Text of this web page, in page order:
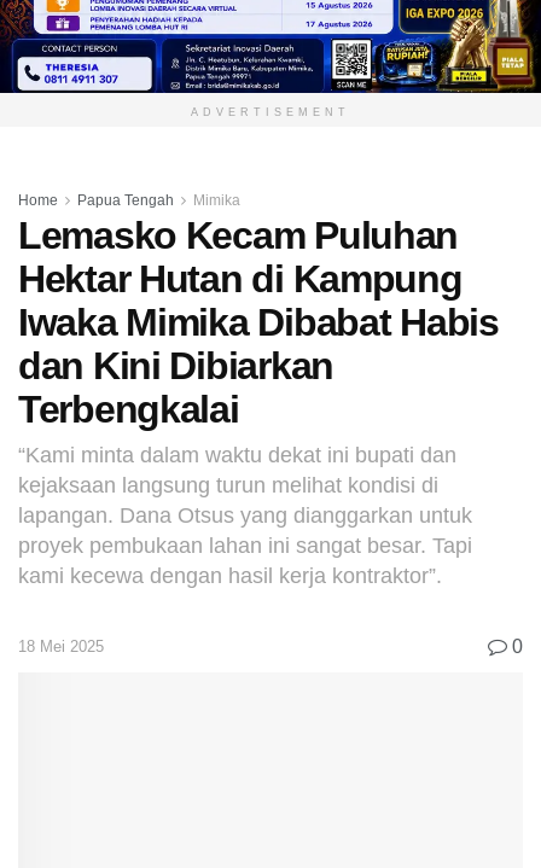
ADVERTISEMENT
Home Papua Tengah Mimika
Lemasko Kecam Puluhan
Hektar Hutan di Kampung
Iwaka Mimika Dibabat Habis
dan Kini Dibiarkan
Terbengkalai
“Kami minta dalam waktu dekat ini bupati dan
kejaksaan langsung turun melihat kondisi di
lapangan. Dana Otsus yang dianggarkan untuk
proyek pembukaan lahan ini sangat besar. Tapi
kami kecewa dengan hasil kerja kontraktor”.
18 Mei 2025 0